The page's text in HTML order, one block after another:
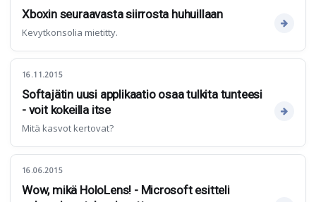
Xboxin seuraavasta siirrosta huhuillaan
Kevytkonsolia mietitty.
16.11.2015
Softajätin uusi applikaatio osaa tulkita tunteesi
- voit kokeilla itse
Mitä kasvot kertovat?
16.06.2015
Wow, mikä HoloLens! - Microsoft esitteli